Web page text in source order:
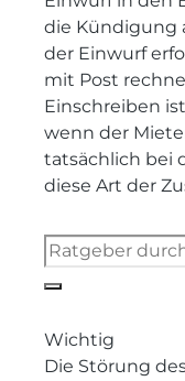
die Kündigung
der Einwurf
mit Post
Einschreiben
wenn der
tatsächlich bei
diese Art der
Wichtig
Die Störung